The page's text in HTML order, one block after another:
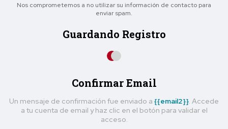
Nos comprometemos a no utilizar su información de contacto para
enviar spam.
Guardando Registro
Confirmar Email
Un mensaje de confirmación fue enviado a {{email2}}. Accede
a tu cuenta de email y haz clic en el botón para validar el
acceso.